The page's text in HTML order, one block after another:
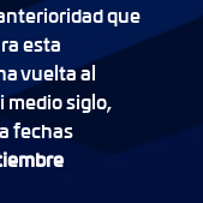
que
esta
vuelta al
medio siglo,
fechas